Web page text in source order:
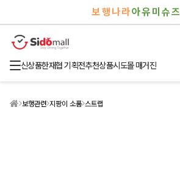
보행나라아유미슈즈
신상품한재협 기획전추천상품시도몰 매거진
보행관련 지팡이 소품 스트랩